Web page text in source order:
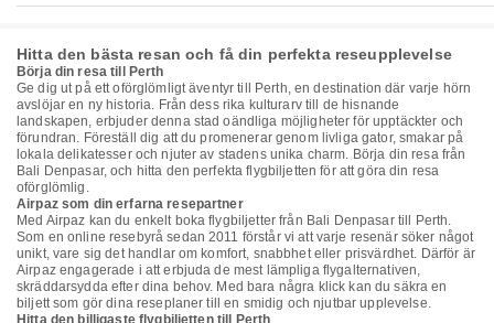
Hitta den bästa resan och få din perfekta reseupplevelse
Börja din resa till Perth
Ge dig ut på ett oförglömligt äventyr till Perth, en destination där varje hörn
avslöjar en ny historia. Från dess rika kulturarv till de hisnande
landskapen, erbjuder denna stad oändliga möjligheter för upptäckter och
förundran. Föreställ dig att du promenerar genom livliga gator, smakar på
lokala delikatesser och njuter av stadens unika charm. Börja din resa från
Bali Denpasar, och hitta den perfekta flygbiljetten för att göra din resa
oförglömlig.
Airpaz som din erfarna resepartner
Med Airpaz kan du enkelt boka flygbiljetter från Bali Denpasar till Perth.
Som en online resebyrå sedan 2011 förstår vi att varje resenär söker något
unikt, vare sig det handlar om komfort, snabbhet eller prisvärdhet. Därför är
Airpaz engagerade i att erbjuda de mest lämpliga flygalternativen,
skräddarsydda efter dina behov. Med bara några klick kan du säkra en
biljett som gör dina reseplaner till en smidig och njutbar upplevelse.
Hitta den billigaste flygbiljetten till Perth